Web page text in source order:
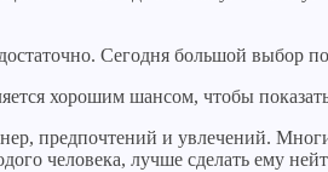
Сегодня большой выбор
хорошим шансом, чтобы
предпочтений и увлечений.
человека, лучше сделать ему